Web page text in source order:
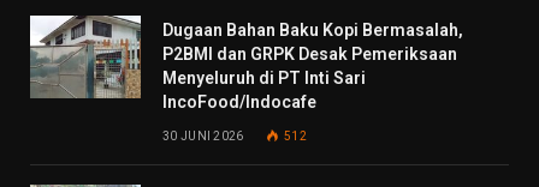
Dugaan Bahan Baku Kopi Bermasalah,
P2BMI dan GRPK Desak Pemeriksaan
Menyeluruh di PT Inti Sari
IncoFood/Indocafe
30 JUNI 2026 512